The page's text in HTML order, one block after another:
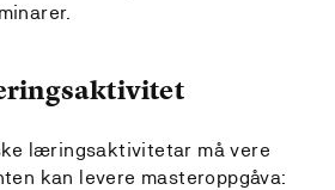
læringsaktivitetar må vere
kan levere masteroppgåva: